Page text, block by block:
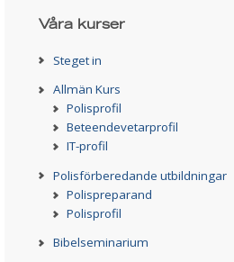
Våra kurser
Steget in
Allmän Kurs
Polisprofil
Beteendevetarprofil
IT-profil
Polisförberedande utbildningar
Polispreparand
Polisprofil
Bibelseminarium